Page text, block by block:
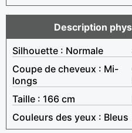
Description
Silhouette : Normale
Coupe de cheveux : Mi-
longs
Taille : 166 cm
Couleurs des yeux : Bleus